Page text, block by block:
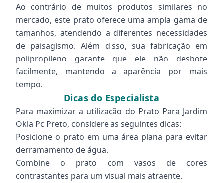
Ao contrário de muitos produtos similares no
mercado, este prato oferece uma ampla gama de
tamanhos, atendendo a diferentes necessidades
de paisagismo. Além disso, sua fabricação em
polipropileno garante que ele não desbote
facilmente, mantendo a aparência por mais
tempo.
Dicas do Especialista
Para maximizar a utilização do Prato Para Jardim
Okla Pc Preto, considere as seguintes dicas:
Posicione o prato em uma área plana para evitar
derramamento de água.
Combine o prato com vasos de cores
contrastantes para um visual mais atraente.